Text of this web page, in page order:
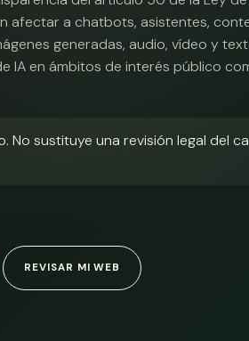
afectar a chatbots, asistentes,
generadas, audio, vídeo y
IA en ámbitos de interés público
No sustituye una revisión legal del
REVISAR MI WEB